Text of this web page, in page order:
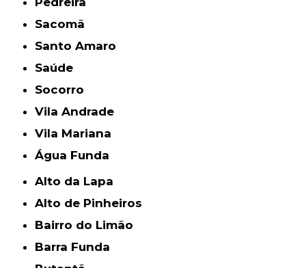
Sacomã
Santo Amaro
Saúde
Socorro
Vila Andrade
Vila Mariana
Água Funda
Alto da Lapa
Alto de Pinheiros
Bairro do Limão
Barra Funda